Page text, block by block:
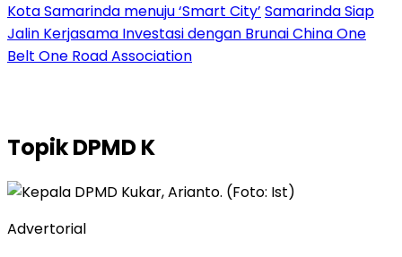
Kota Samarinda menuju ‘Smart City’ Samarinda Siap
Jalin Kerjasama Investasi dengan Brunai China One
Belt One Road Association
TopikDPMD K
Advertorial